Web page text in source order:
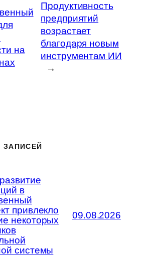
на
Продуктивность
предприятий
возрастает
благодаря новым
инструментам ИИ
→
в
привлекло
некоторых
системы
09.08.2026